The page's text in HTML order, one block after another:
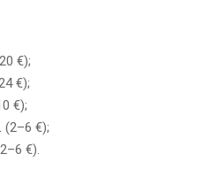
€);
€);
€);
€);
€).